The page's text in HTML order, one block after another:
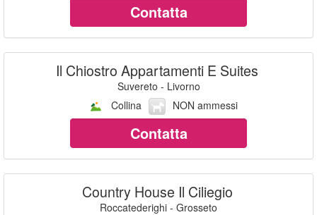
Contatta
Il Chiostro Appartamenti E Suites
Suvereto - Livorno
Collina
NON ammessi
Contatta
Country House Il Ciliegio
Roccatederighi - Grosseto